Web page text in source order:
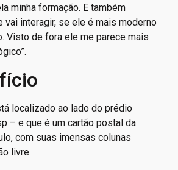
minha formação. E também
vai interagir, se ele é mais moderno
Visto de fora ele me parece mais
localizado ao lado do prédio
– e que é um cartão postal da
com suas imensas colunas
livre.